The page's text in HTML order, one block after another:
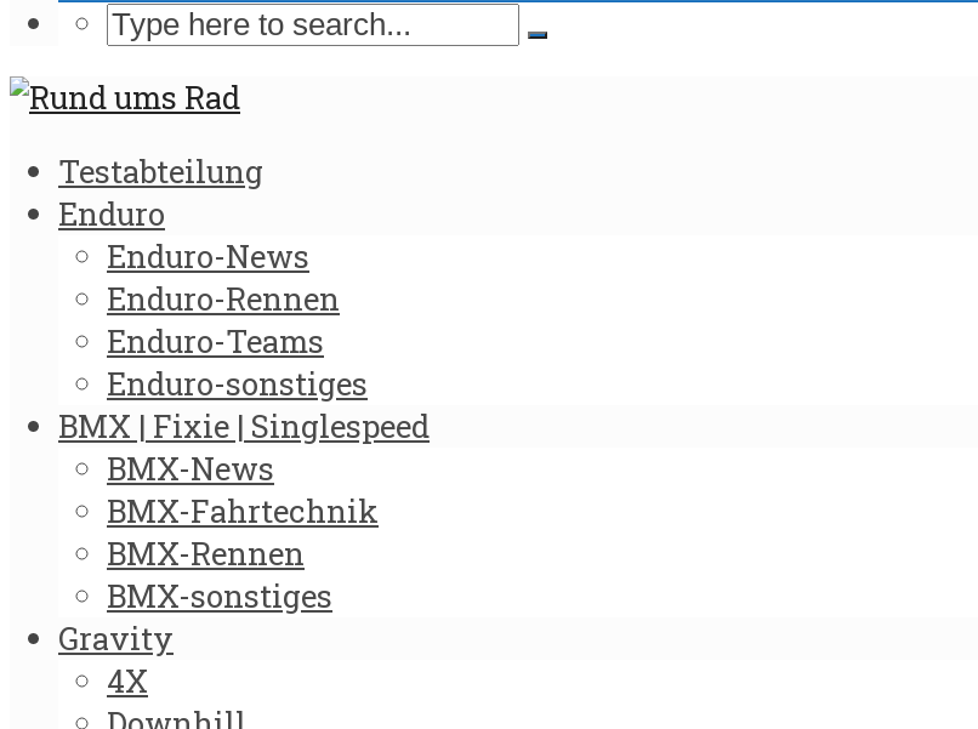
Testabteilung
Enduro
Enduro-News
Enduro-Rennen
Enduro-Teams
Enduro-sonstiges
BMX | Fixie | Singlespeed
BMX-News
BMX-Fahrtechnik
BMX-Rennen
BMX-sonstiges
Gravity
4X